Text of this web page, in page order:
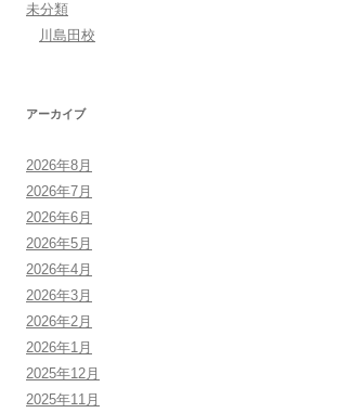
未分類
川島田校
アーカイブ
2026年8月
2026年7月
2026年6月
2026年5月
2026年4月
2026年3月
2026年2月
2026年1月
2025年12月
2025年11月